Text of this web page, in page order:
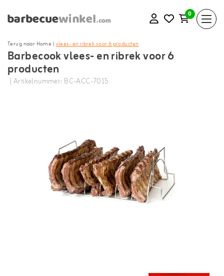
0
Terug naar Home |vlees- en ribrek voor 6 producten
Barbecook vlees- en ribrek voor 6
producten
| Artikelnummer: BC-ACC-7015